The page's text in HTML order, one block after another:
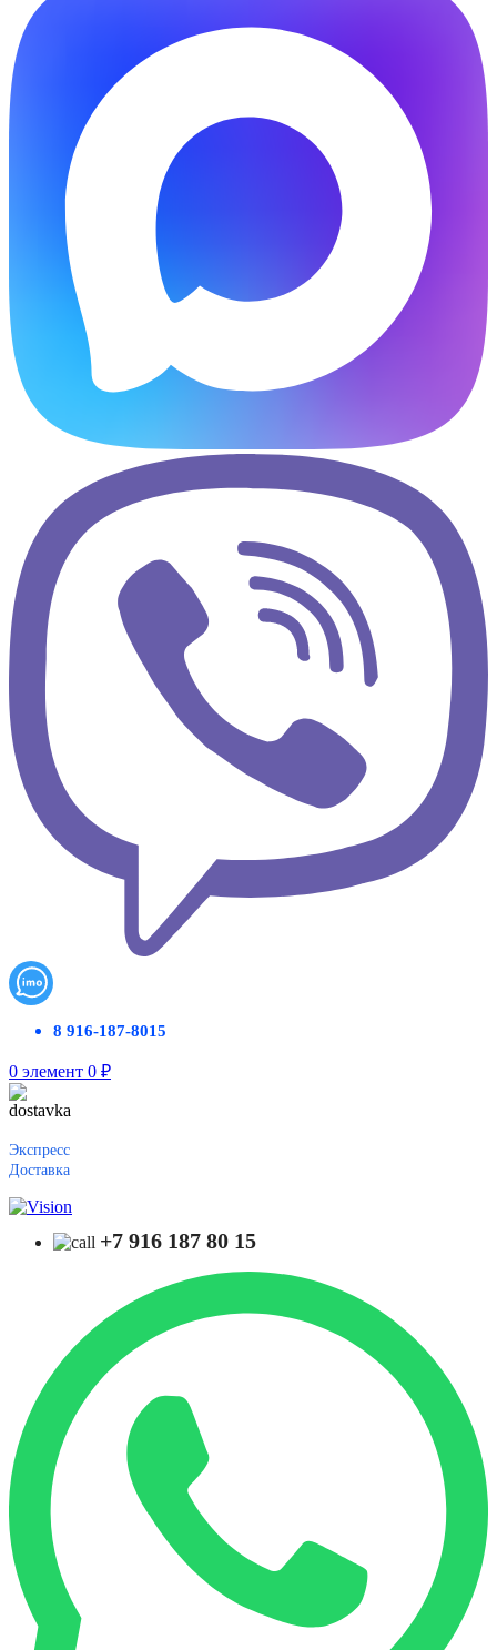
8 916-187-8015
0 элемент 0 ₽
Экспресс
Доставка
+7 916 187 80 15